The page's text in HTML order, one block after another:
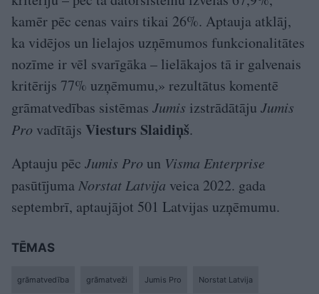
kamēr pēc cenas vairs tikai 26%. Aptauja atklāj,
ka vidējos un lielajos uzņēmumos funkcionalitātes
nozīme ir vēl svarīgāka – lielākajos tā ir galvenais
kritērijs 77% uzņēmumu,» rezultātus komentē
grāmatvedības sistēmas Jumis izstrādātāju Jumis
Pro vadītājs Viesturs Slaidiņš.
Aptauju pēc Jumis Pro un Visma Enterprise
pasūtījuma Norstat Latvija veica 2022. gada
septembrī, aptaujājot 501 Latvijas uzņēmumu.
TĒMAS
grāmatvedība grāmatveži Jumis Pro Norstat Latvija